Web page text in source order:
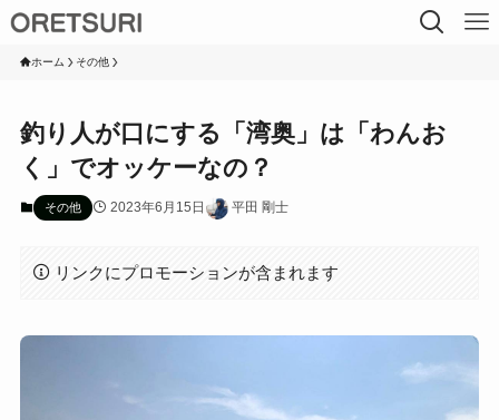
ホーム その他
釣り人が口にする「湾奥」は「わんお
く」でオッケーなの？
その他 2023年6月15日 平田 剛士
リンクにプロモーションが含まれます